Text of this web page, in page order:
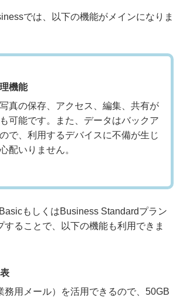
では、以下の機能がメインになりま
機能
真の保存、アクセス、編集、共有が
可能です。また、データはバックア
で、利用するデバイスに不備が生じ
配いりません。
もしくはBusiness Standardプラン
することで、以下の機能も利用できま
務用メール）を活用できるので、50GB